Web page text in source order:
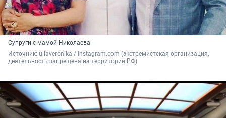
Супруги с мамой Николаева
Источник: uliaveronika / Instagram.com (экстремистская организация,
деятельность запрещена на территории РФ)